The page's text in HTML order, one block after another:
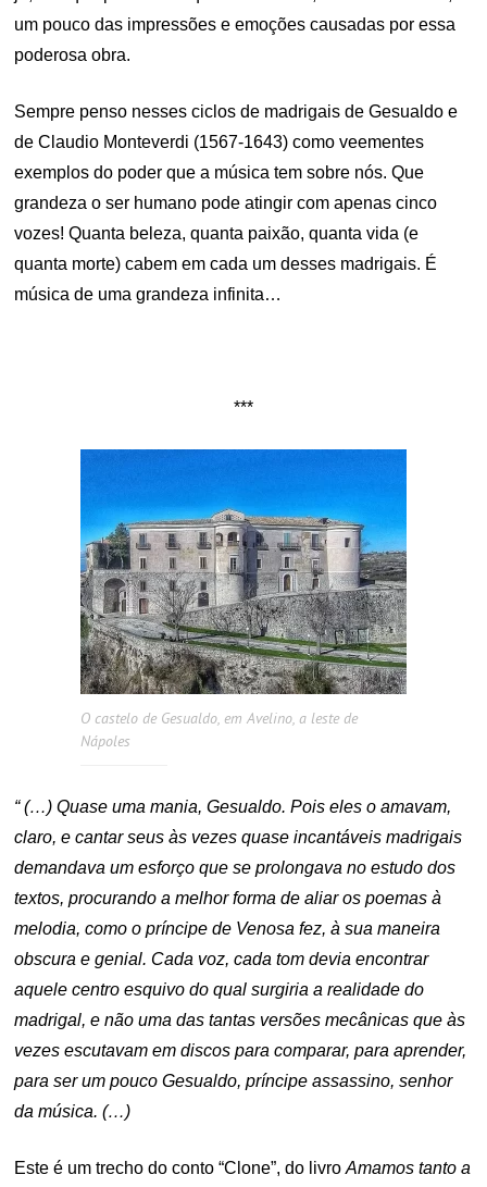
um pouco das impressões e emoções causadas por essa
poderosa obra.
Sempre penso nesses ciclos de madrigais de Gesualdo e
de Claudio Monteverdi (1567-1643) como veementes
exemplos do poder que a música tem sobre nós. Que
grandeza o ser humano pode atingir com apenas cinco
vozes! Quanta beleza, quanta paixão, quanta vida (e
quanta morte) cabem em cada um desses madrigais. É
música de uma grandeza infinita…
***
O castelo de Gesualdo, em Avelino, a leste de
Nápoles
“ (…) Quase uma mania, Gesualdo. Pois eles o amavam,
claro, e cantar seus às vezes quase incantáveis madrigais
demandava um esforço que se prolongava no estudo dos
textos, procurando a melhor forma de aliar os poemas à
melodia, como o príncipe de Venosa fez, à sua maneira
obscura e genial. Cada voz, cada tom devia encontrar
aquele centro esquivo do qual surgiria a realidade do
madrigal, e não uma das tantas versões mecânicas que às
vezes escutavam em discos para comparar, para aprender,
para ser um pouco Gesualdo, príncipe assassino, senhor
da música. (…)
Este é um trecho do conto “Clone”, do livroAmamos tanto a